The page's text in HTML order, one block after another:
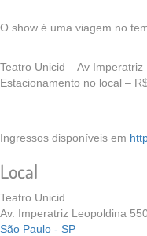
O show é uma viagem no
Teatro Unicid – Av
Estacionamento no local –
Ingressos disponíveis em
Local
Teatro Unicid
Av. Imperatriz Leopoldina
São Paulo - SP